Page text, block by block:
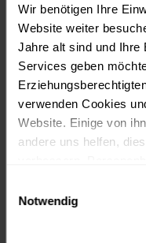
Wir benötigen Ihre
Website weiter
Jahre alt sind und Ihre
Services geben
verwenden Cookies
Website. Einige von
andere uns helfen,
personalisierte
von Anzeigen und
Notwendig
über
im Team
Die